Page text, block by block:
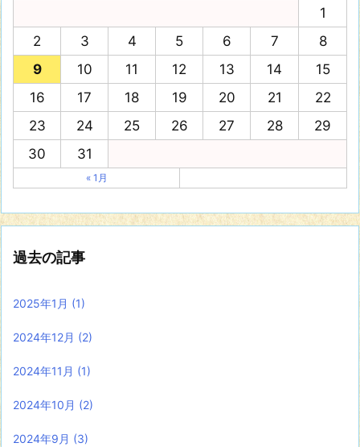
1
2
3 4 5 6 7
8
9
10 11 12 13 14
15
16
17 18 19 20 21
22
23
24 25 26 27 28
29
30
31
« 1月
過去の記事
2025年1月 (1)
2024年12月 (2)
2024年11月 (1)
2024年10月 (2)
2024年9月 (3)